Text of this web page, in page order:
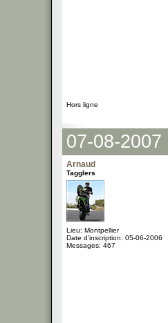
Hors ligne
07-08-2007
Arnaud
Tagglers
Lieu: Montpellier
Date d'inscription: 05-06-2006
Messages: 467